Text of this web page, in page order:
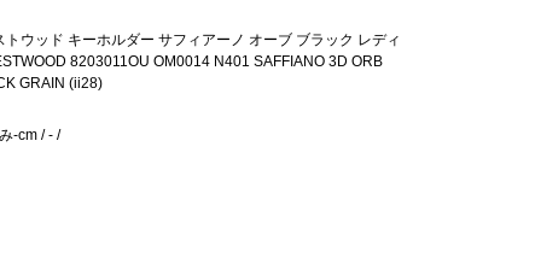
ウッド キーホルダー サフィアーノ オーブ ブラック レディ
8203011OU OM0014 N401 SAFFIANO 3D ORB
GRAIN (ii28)
-cm / - /